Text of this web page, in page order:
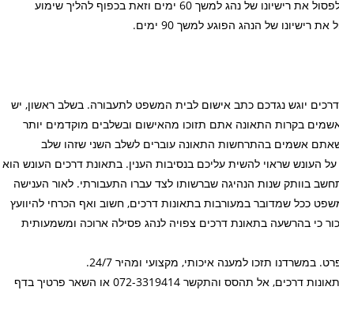
בעת מעורבות בתאונות דרכים ישנה סמכות חוקית לקצין משטרה לפסול את רישיונו של נהג למשך 60 ימים וזאת בכפוף להליך שימוע
של הנהג הפוגע למשך 90 ימים.
יוגש נגדכם כתב אישום לבית המשפט לתעבורה. בשלב ראשון, יש
בקרות התאונה אתם תזוכו מהאישום ובשלבים מוקדמים יותר
אשמים בהתרחשות התאונה עוברים לשלב השני שזהו שלב
העונש שראוי להשית עליכם בנסיבות הענין. בתאונת דרכים העונש הוא
בוותק שנות הנהיגה שברשותו לצד עברו התעבורתי. לאור הענישה
ככל שמדובר במעורבות בתאונות דרכים, חשוב ואף הכרחי להיוועץ
כי בהרשעה בתאונת דרכים צפויה לנהג פסילה ארוכה ומשמעותית
תזכו למענה איכותי, מקצועי ומהיר 24/7.
לייעוץ ראשוני ללא התחייבות עם עו"ד תעבורה המתמחה בייצוג בתאונות דרכים, אל תהסס והתקשר 072-3319414 או השאר פרטיך בדף